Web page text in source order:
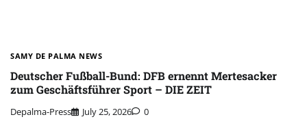
SAMY DE PALMA NEWS
Deutscher Fußball-Bund: DFB ernennt Mertesacker
zum Geschäftsführer Sport – DIE ZEIT
Depalma-Press July 25, 2026 0